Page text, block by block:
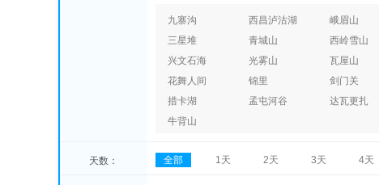
九寨沟 西昌泸沽湖 峨眉山
三星堆
青城山 西岭雪山
兴文石海
光雾山 瓦屋山
花舞人间
锦里 剑门关
措卡湖
孟屯河谷 达瓦更扎
牛背山
天数： 全部 1天 2天 3天 4天